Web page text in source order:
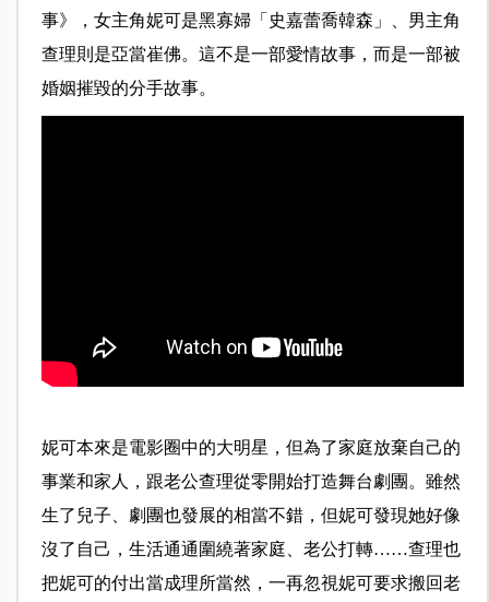
事》，女主角妮可是黑寡婦「史嘉蕾喬韓森」、男主角
查理則是亞當崔佛。這不是一部愛情故事，而是一部被
婚姻摧毀的分手故事。
妮可本來是電影圈中的大明星，但為了家庭放棄自己的
事業和家人，跟老公查理從零開始打造舞台劇團。雖然
生了兒子、劇團也發展的相當不錯，但妮可發現她好像
沒了自己，生活通通圍繞著家庭、老公打轉……查理也
把妮可的付出當成理所當然，一再忽視妮可要求搬回老